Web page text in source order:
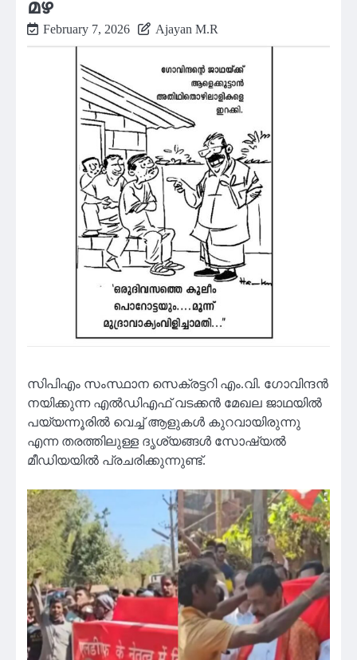
മഴ
February 7, 2026 Ajayan M.R
സിപിഎം സംസ്ഥാന സെക്രട്ടറി എം.വി. ഗോവിന്ദൻ
നയിക്കുന്ന എൽഡിഎഫ് വടക്കൻ മേഖല ജാഥയിൽ
പയ്യന്നൂരിൽ വെച്ച് ആളുകൾ കുറവായിരുന്നു
എന്ന തരത്തിലുള്ള ദൃശ്യങ്ങൾ സോഷ്യൽ
മീഡിയയിൽ പ്രചരിക്കുന്നുണ്ട്.